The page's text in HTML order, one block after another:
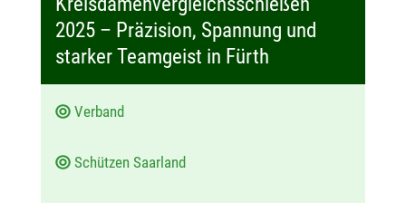
t
2025 – Präzision, Spannung und
starker Teamgeist in Fürth
Verband
Schützen Saarland